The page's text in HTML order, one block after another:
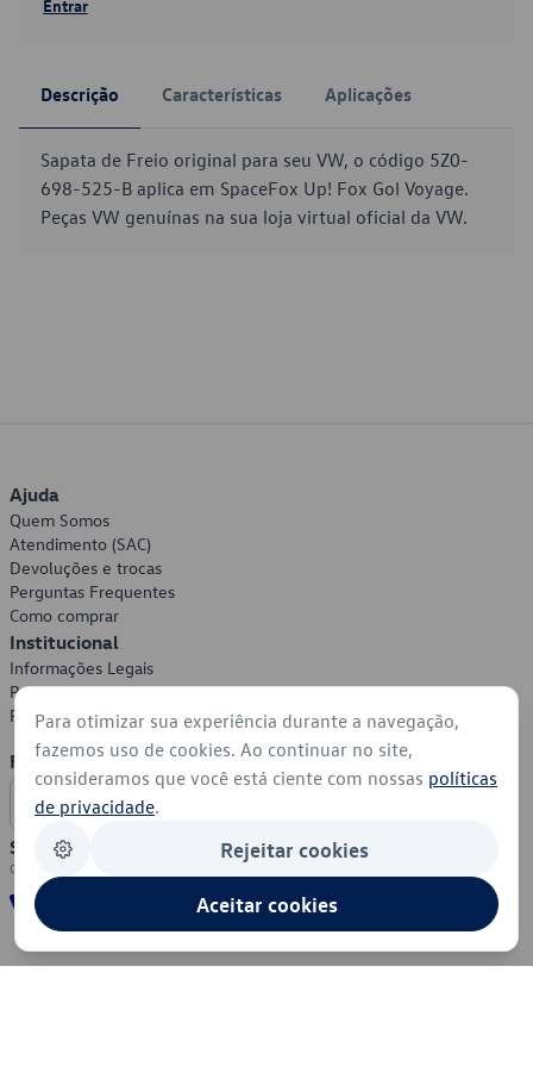
Entrar
Descrição Características Aplicações
Sapata de Freio original para seu VW, o código 5Z0-
698-525-B aplica em SpaceFox Up! Fox Gol Voyage.
Peças VW genuínas na sua loja virtual oficial da VW.
Ajuda
Quem Somos
Atendimento (SAC)
Devoluções e trocas
Perguntas Frequentes
Como comprar
Institucional
Informações Legais
Política de Privacidade
Política de Cookies
Formas de Pagamento
Segurança
Para otimizar sua experiência durante a navegação,
fazemos uso de cookies. Ao continuar no site,
consideramos que você está ciente com nossas políticas
de privacidade.
Rejeitar cookies
Aceitar cookies